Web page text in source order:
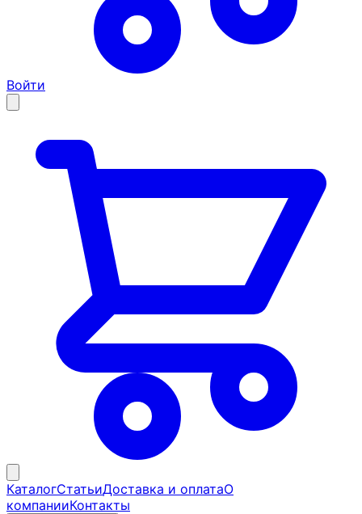
Войти
КаталогСтатьиДоставка и оплатаО
компанииКонтакты